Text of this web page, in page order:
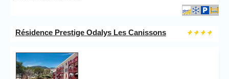
Résidence Prestige Odalys Les Canissons